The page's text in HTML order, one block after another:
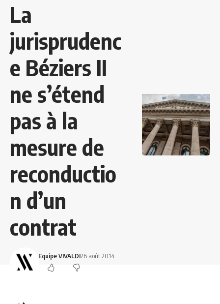
La
jurisprudenc
e Béziers II
ne s’étend
pas à la
mesure de
reconductio
n d’un
contrat
Equipe VIVALDI26 août 2014